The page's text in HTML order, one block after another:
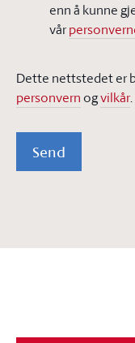
enn å kunne
vår
Dette nettstedet er
personvern ogvilkår.
Send